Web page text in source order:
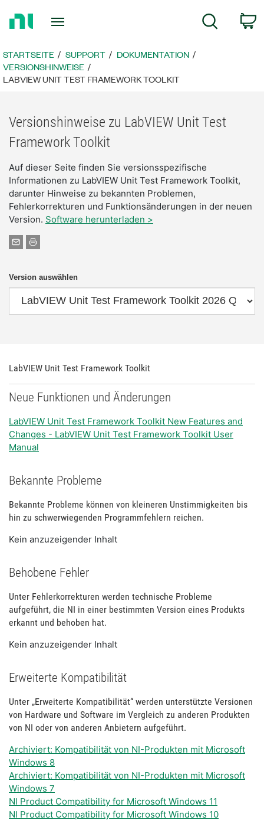
zur
Suche
STARTSEITE SUPPORT
DOKUMENTATION
VERSIONSHINWEISE
LABVIEW UNIT TEST FRAMEWORK TOOLKIT
Versionshinweise zu LabVIEW Unit Test
Framework Toolkit
Auf dieser Seite finden Sie versionsspezifische
Informationen zu LabVIEW Unit Test Framework Toolkit,
darunter Hinweise zu bekannten Problemen,
Fehlerkorrekturen und Funktionsänderungen in der neuen
Version. Software herunterladen >
Version auswählen
LabVIEW Unit Test Framework Toolkit
Neue Funktionen und Änderungen
LabVIEW Unit Test Framework Toolkit New Features and
Changes - LabVIEW Unit Test Framework Toolkit User
Manual
Bekannte Probleme
Bekannte Probleme können von kleineren Unstimmigkeiten bis
hin zu schwerwiegenden Programmfehlern reichen.
Kein anzuzeigender Inhalt
Behobene Fehler
Unter Fehlerkorrekturen werden technische Probleme
aufgeführt, die NI in einer bestimmten Version eines Produkts
erkannt und behoben hat.
Kein anzuzeigender Inhalt
Erweiterte Kompatibilität
Unter „Erweiterte Kompatibilität“ werden unterstützte Versionen
von Hardware und Software im Vergleich zu anderen Produkten
von NI oder von anderen Anbietern aufgeführt.
Archiviert: Kompatibilität von NI-Produkten mit Microsoft
Windows 8
Archiviert: Kompatibilität von NI-Produkten mit Microsoft
Windows 7
NI Product Compatibility for Microsoft Windows 11
NI Product Compatibility for Microsoft Windows 10